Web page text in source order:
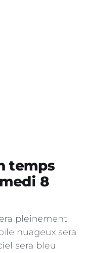
temps
8
pleinement
nuageux sera
sera bleu